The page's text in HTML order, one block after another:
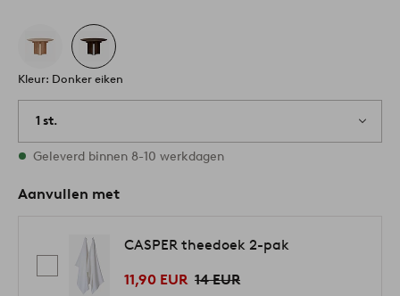
Kleur: Donker eiken
1 st.
Op voorraad
Geleverd binnen 8-10 werkdagen
Aanvullen met
CASPER theedoek 2-pak
11,90 EUR 14 EUR